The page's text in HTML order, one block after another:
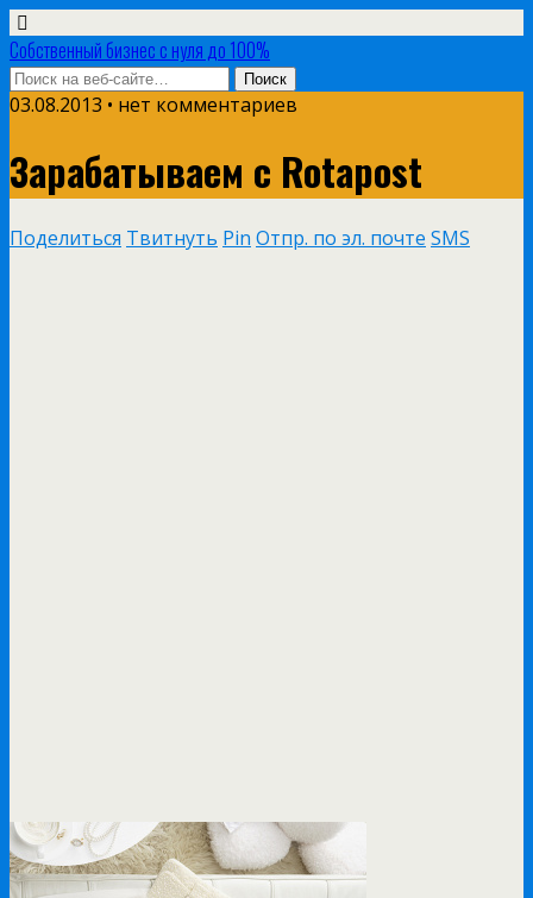
Собственный бизнес с нуля до 100%
03.08.2013 • нет комментариев
Зарабатываем с Rotapost
Поделиться Твитнуть Pin Отпр. по эл. почте SMS